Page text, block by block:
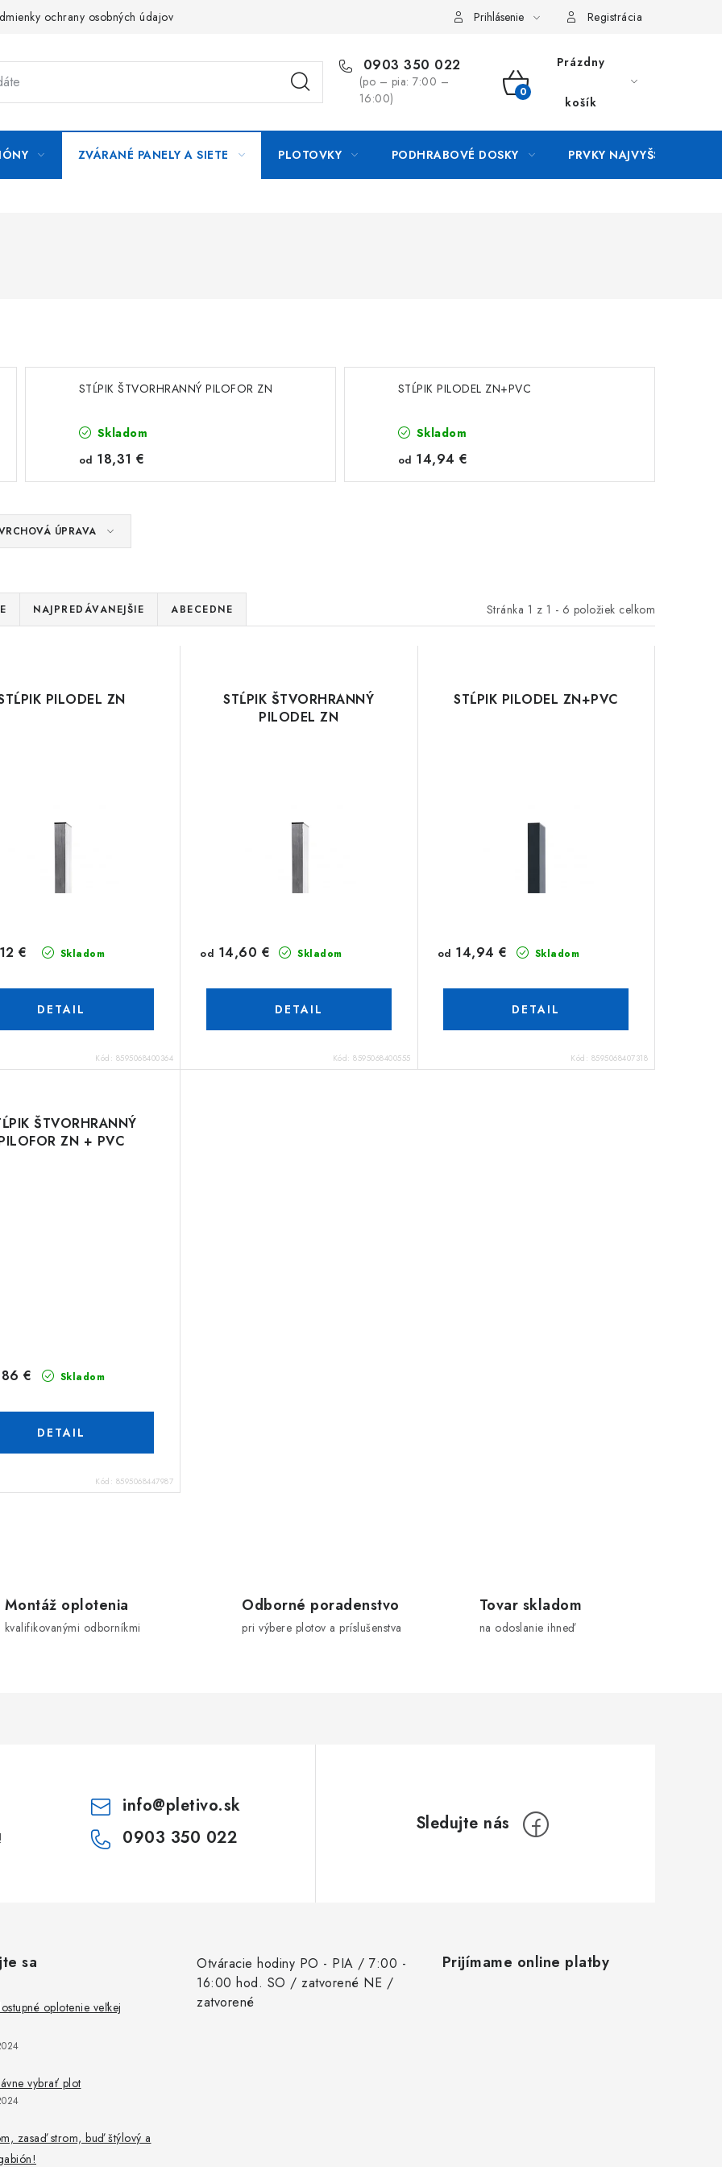
ochrany osobných údajov Reklamačný formulár Kontakt
Prihlásenie Registrácia
0903 350 022
(po – pia: 7:00 –
16:00)
NÁKUPNÝ
Prázdny
košík
ZVÁRANÉ PANELY A SIETE PLOTOVKY PODHRABOVÉ DOSKY PRVKY NAJVYŠŠEJ
STĹPIK ŠTVORHRANNÝ PILOFOR ZN
Skladom
od 18,31 €
STĹPIK PILODEL ZN+PVC
Skladom
od 14,94 €
ÚPRAVA
Stránka 1 z 1 - 6 položiek celkom
NAJPREDÁVANEJŠIE ABECEDNE
PILODEL ZN
Skladom
€
DETAIL
Kód: 8595068400364
STĹPIK ŠTVORHRANNÝ
PILODEL ZN
Skladom
od 14,60 €
DETAIL
Kód: 8595068400555
STĹPIK PILODEL ZN+PVC
Skladom
od 14,94 €
DETAIL
Kód: 8595068407318
ŠTVORHRANNÝ
ZN + PVC
Skladom
€
DETAIL
Kód: 8595068447987
Montáž oplotenia
kvalifikovanými odborníkmi
Odborné poradenstvo
pri výbere plotov a príslušenstva
Tovar skladom
na odoslanie ihneď
info@pletivo.sk
0903 350 022
sa
oplotenie veľkej
vybrať plot
zasaď strom, buď štýlový a
Otváracie hodiny PO - PIA / 7:00 -
16:00 hod. SO / zatvorené NE /
zatvorené
Prijímame online platby